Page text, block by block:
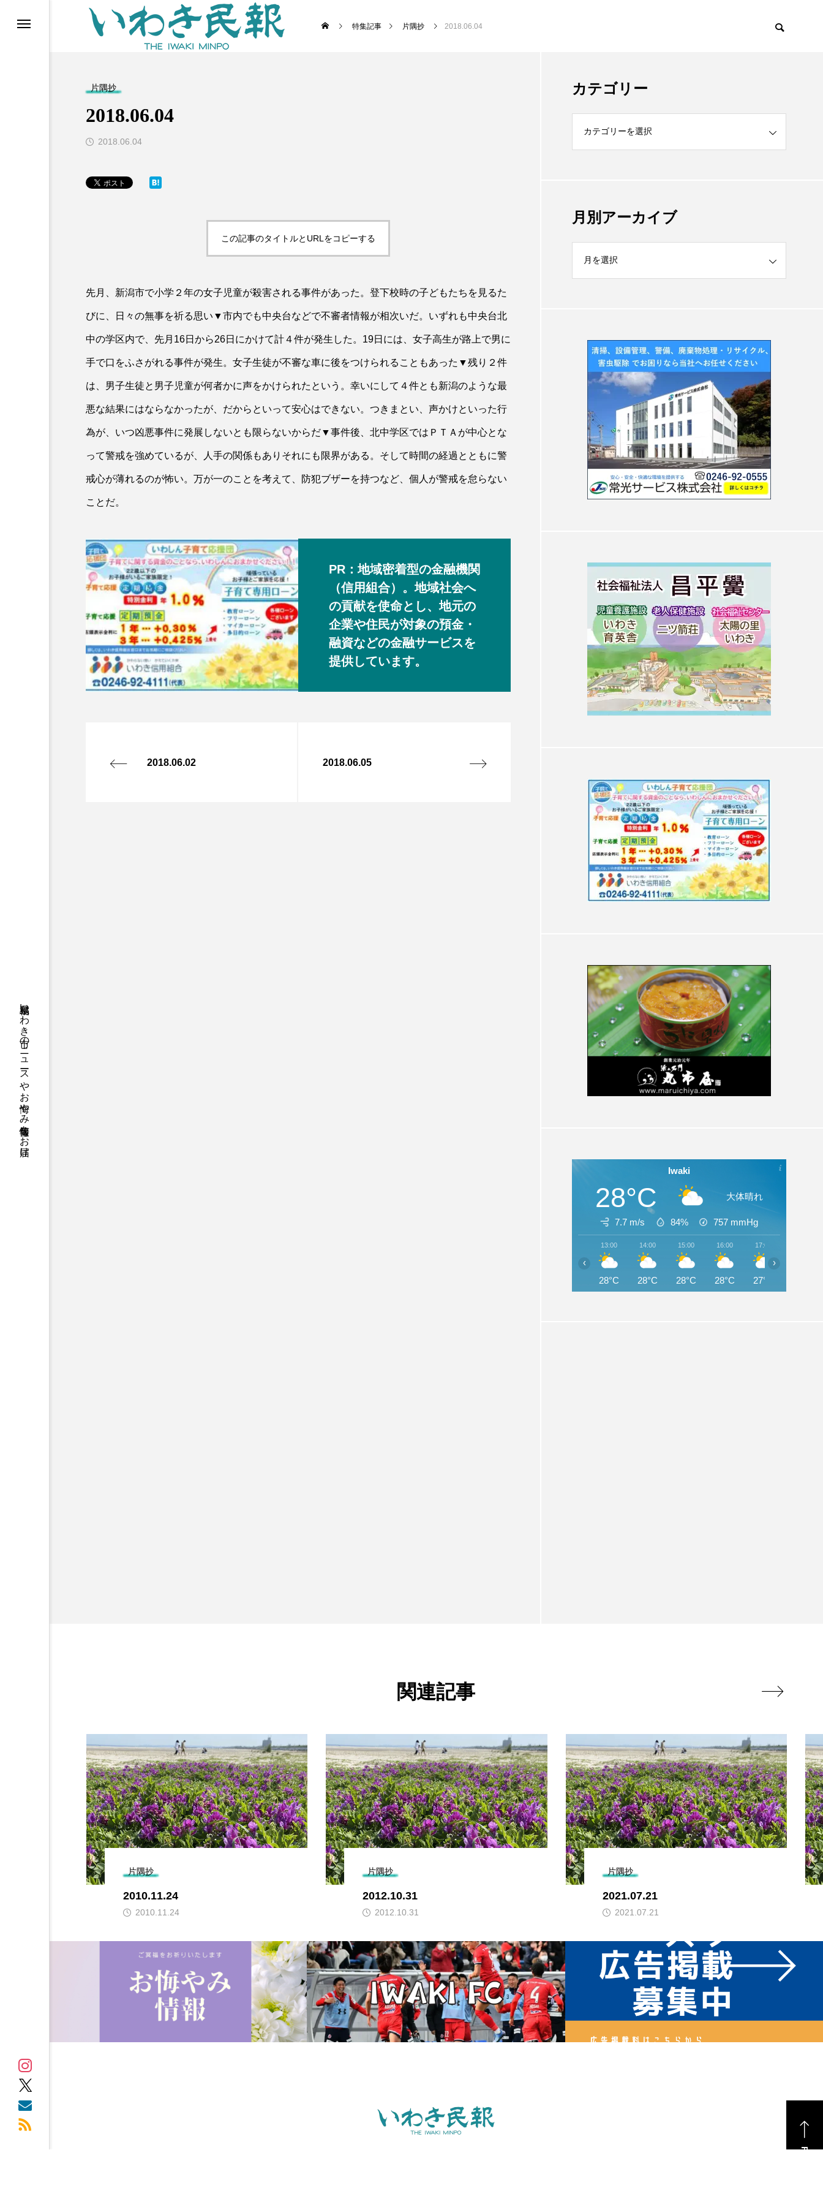
福島県いわき市のニュースやお悔やみ情報等をお届け
特集記事 片隅抄 2018.06.04
片隅抄
2018.06.04
2018.06.04
この記事のタイトルとURLをコピーする
先月、新潟市で小学２年の女子児童が殺害される事件があった。登下校時の子どもたちを見るた
びに、日々の無事を祈る思い▼市内でも中央台などで不審者情報が相次いだ。いずれも中央台北
中の学区内で、先月16日から26日にかけて計４件が発生した。19日には、女子高生が路上で男に
手で口をふさがれる事件が発生。女子生徒が不審な車に後をつけられることもあった▼残り２件
は、男子生徒と男子児童が何者かに声をかけられたという。幸いにして４件とも新潟のような最
悪な結果にはならなかったが、だからといって安心はできない。つきまとい、声かけといった行
為が、いつ凶悪事件に発展しないとも限らないからだ▼事件後、北中学区ではＰＴＡが中心とな
って警戒を強めているが、人手の関係もありそれにも限界がある。そして時間の経過とともに警
戒心が薄れるのが怖い。万が一のことを考えて、防犯ブザーを持つなど、個人が警戒を怠らない
ことだ。
PR：地域密着型の金融機関
（信用組合）。地域社会へ
の貢献を使命とし、地元の
企業や住民が対象の預金・
融資などの金融サービスを
提供しています。
2018.06.02 2018.06.05
カテゴリー
月別アーカイブ
Iwaki
28°C 大体晴れ
7.7 m/s 84% 757 mmHg
13:00
28°C
14:00
28°C
15:00
28°C
16:00
28°C
17:00
27°C
‹ ›
関連記事
片隅抄
2010.11.24
2010.11.24
片隅抄
2012.10.31
2012.10.31
片隅抄
2021.07.21
2021.07.21
